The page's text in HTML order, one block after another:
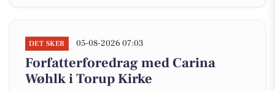
DET SKER 05-08-2026 07:03
Forfatterforedrag med Carina
Wøhlk i Torup Kirke